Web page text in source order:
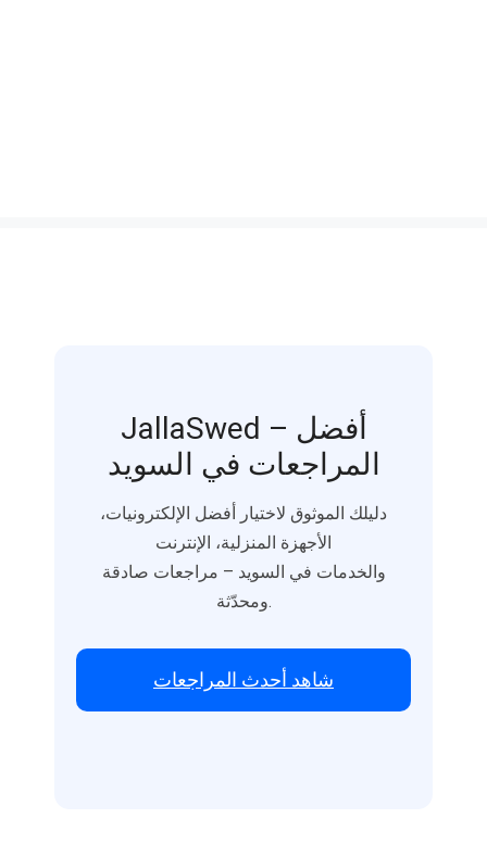
JallaSwed – أفضل
المراجعات في السويد
دليلك الموثوق لاختيار أفضل الإلكترونيات،
الأجهزة المنزلية، الإنترنت
والخدمات في السويد – مراجعات صادقة
ومحدّثة.
شاهد أحدث المراجعات